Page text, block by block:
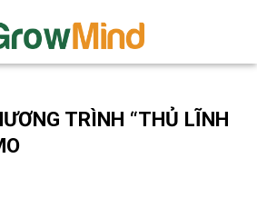
TRÌNH “THỦ LĨNH